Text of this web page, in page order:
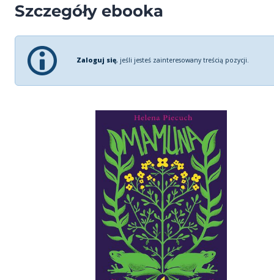
Szczegóły ebooka
Zaloguj się, jeśli jesteś zainteresowany treścią pozycji.